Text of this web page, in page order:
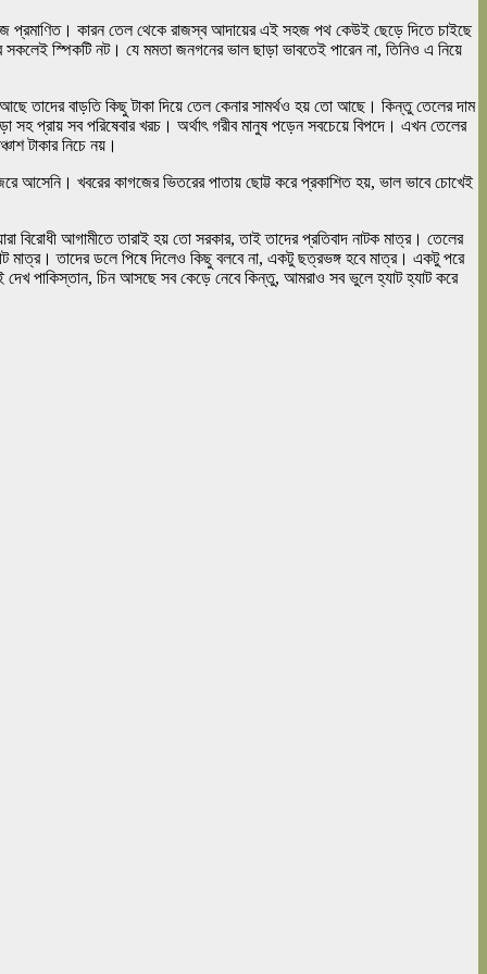
প্রমাণিত। কারন তেল থেকে রাজস্ব আদায়ের এই সহজ পথ কেউই ছেড়ে দিতে চাইছে
স্পিকটি নট। যে মমতা জনগনের ভাল ছাড়া ভাবতেই পারেন না, তিনিও এ নিয়ে
তাদের বাড়তি কিছু টাকা দিয়ে তেল কেনার সামর্থও হয় তো আছে। কিন্তু তেলের দাম
সহ প্রায় সব পরিষেবার খরচ। অর্থাৎ গরীব মানুষ পড়েন সবচেয়ে বিপদে। এখন তেলের
টাকার নিচে নয়।
আসেনি। খবরের কাগজের ভিতরের পাতায় ছোট্ট করে প্রকাশিত হয়, ভাল ভাবে চোখেই
বিরোধী আগামীতে তারাই হয় তো সরকার, তাই তাদের প্রতিবাদ নাটক মাত্র। তেলের
তাদের ডলে পিষে দিলেও কিছু বলবে না, একটু ছত্রভঙ্গ হবে মাত্র। একটু পরে
দেখ পাকিস্তান, চিন আসছে সব কেড়ে নেবে কিন্তু, আমরাও সব ভুলে হ্যাট হ্যাট করে